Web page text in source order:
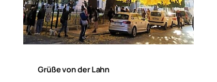
Grüße von der Lahn